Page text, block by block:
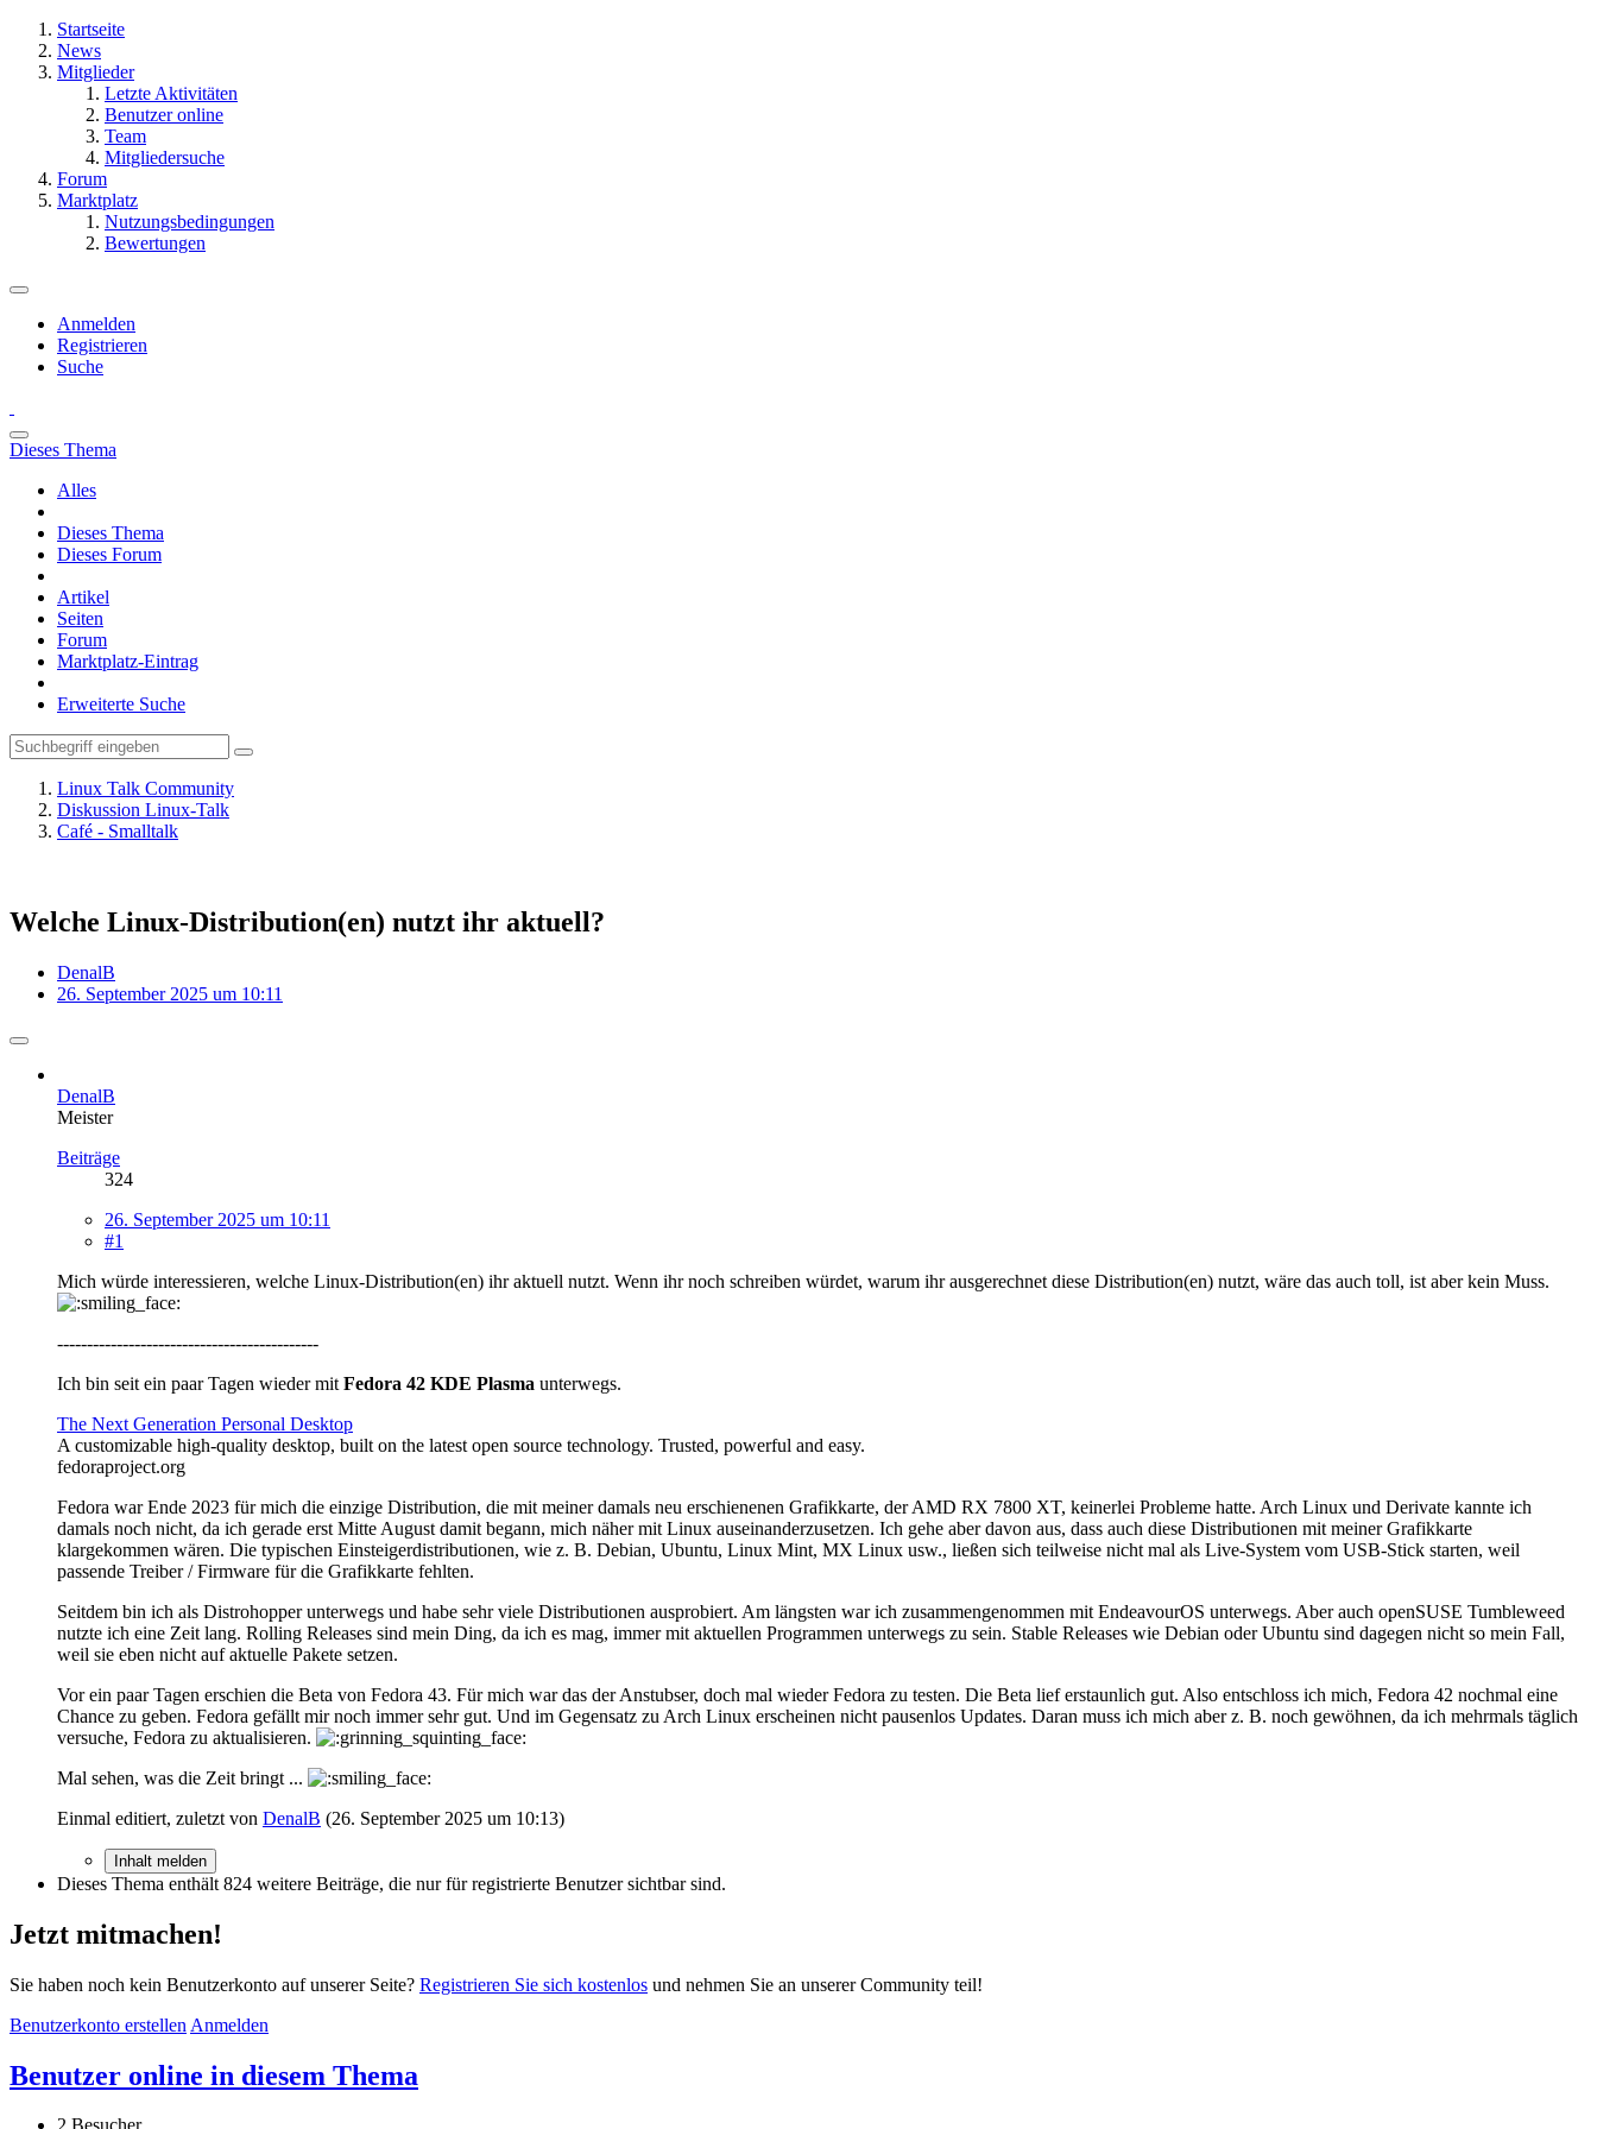
Startseite
News
Mitglieder
Letzte Aktivitäten
Benutzer online
Team
Mitgliedersuche
Forum
Marktplatz
Nutzungsbedingungen
Bewertungen
Anmelden
Registrieren
Suche
Dieses Thema
Alles
Dieses Thema
Dieses Forum
Artikel
Seiten
Forum
Marktplatz-Eintrag
Erweiterte Suche
Linux Talk Community
Diskussion Linux-Talk
Café - Smalltalk
Welche Linux-Distribution(en) nutzt ihr aktuell?
DenalB
26. September 2025 um 10:11
DenalB
Meister
Beiträge
324
26. September 2025 um 10:11
#1
Mich würde interessieren, welche Linux-Distribution(en) ihr aktuell nutzt. Wenn ihr noch schreiben würdet, warum ihr ausgerechnet diese Distribution(en) nutzt, wäre das auch toll, ist aber kein Muss.
--------------------------------------------
Ich bin seit ein paar Tagen wieder mit Fedora 42 KDE Plasma unterwegs.
The Next Generation Personal Desktop
A customizable high-quality desktop, built on the latest open source technology. Trusted, powerful and easy.
fedoraproject.org
Fedora war Ende 2023 für mich die einzige Distribution, die mit meiner damals neu erschienenen Grafikkarte, der AMD RX 7800 XT, keinerlei Probleme hatte. Arch Linux und Derivate kannte ich
damals noch nicht, da ich gerade erst Mitte August damit begann, mich näher mit Linux auseinanderzusetzen. Ich gehe aber davon aus, dass auch diese Distributionen mit meiner Grafikkarte
klargekommen wären. Die typischen Einsteigerdistributionen, wie z. B. Debian, Ubuntu, Linux Mint, MX Linux usw., ließen sich teilweise nicht mal als Live-System vom USB-Stick starten, weil
passende Treiber / Firmware für die Grafikkarte fehlten.
Seitdem bin ich als Distrohopper unterwegs und habe sehr viele Distributionen ausprobiert. Am längsten war ich zusammengenommen mit EndeavourOS unterwegs. Aber auch openSUSE Tumbleweed
nutzte ich eine Zeit lang. Rolling Releases sind mein Ding, da ich es mag, immer mit aktuellen Programmen unterwegs zu sein. Stable Releases wie Debian oder Ubuntu sind dagegen nicht so mein Fall,
weil sie eben nicht auf aktuelle Pakete setzen.
Vor ein paar Tagen erschien die Beta von Fedora 43. Für mich war das der Anstubser, doch mal wieder Fedora zu testen. Die Beta lief erstaunlich gut. Also entschloss ich mich, Fedora 42 nochmal eine
Chance zu geben. Fedora gefällt mir noch immer sehr gut. Und im Gegensatz zu Arch Linux erscheinen nicht pausenlos Updates. Daran muss ich mich aber z. B. noch gewöhnen, da ich mehrmals täglich
versuche, Fedora zu aktualisieren.
Mal sehen, was die Zeit bringt ...
Einmal editiert, zuletzt von DenalB (26. September 2025 um 10:13)
Inhalt melden
Dieses Thema enthält 824 weitere Beiträge, die nur für registrierte Benutzer sichtbar sind.
Jetzt mitmachen!
Sie haben noch kein Benutzerkonto auf unserer Seite? Registrieren Sie sich kostenlos und nehmen Sie an unserer Community teil!
Benutzerkonto erstellen Anmelden
Benutzer online in diesem Thema